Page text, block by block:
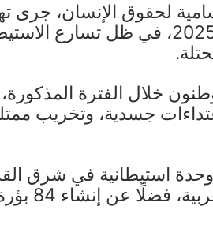
ألف فلسطيني خلال 12 شهرًا حتى 31 أكتوبر 2025،
نفذها مستوطنون خلال الفترة
جسدية، وتخريب
كما أشار إلى المصادقة على بناء نحو 36,973 وحدة
حوالي 27,200 وحدة